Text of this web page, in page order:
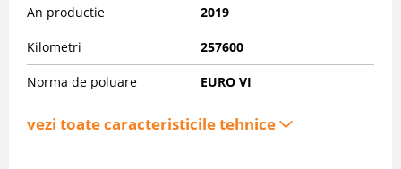
An productie 2019
Kilometri 257600
Norma de poluare EURO VI
vezi toate caracteristicile tehnice